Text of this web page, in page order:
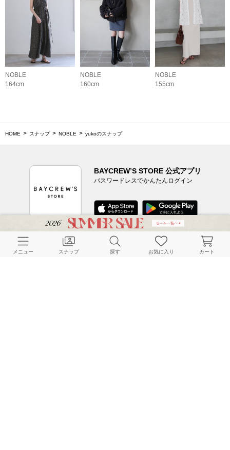
NOBLE
164cm
NOBLE
160cm
NOBLE
155cm
HOME スナップ NOBLE yukoのスナップ
BAYCREW’S STORE 公式アプリ
パスワードレスでかんたんログイン
CUSTOMER SERVICE
メニュー スナップ 探す お気に入り カート